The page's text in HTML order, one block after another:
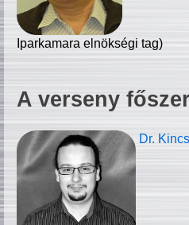
Iparkamara elnökségi tag)
A verseny
Dr.